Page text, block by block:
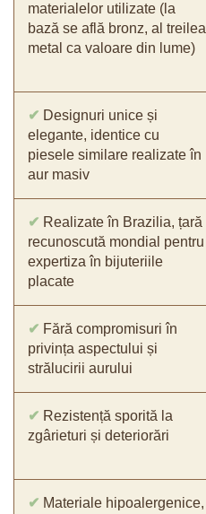
materialelor utilizate (la
bază se află bronz, al treilea
metal ca valoare din lume)
✔ Designuri unice și
elegante, identice cu
piesele similare realizate în
aur masiv
✔ Realizate în Brazilia, țară
recunoscută mondial pentru
expertiza în bijuteriile
placate
✔ Fără compromisuri în
privința aspectului și
strălucirii aurului
✔ Rezistență sporită la
zgârieturi și deteriorări
✔ Materiale hipoalergenice,